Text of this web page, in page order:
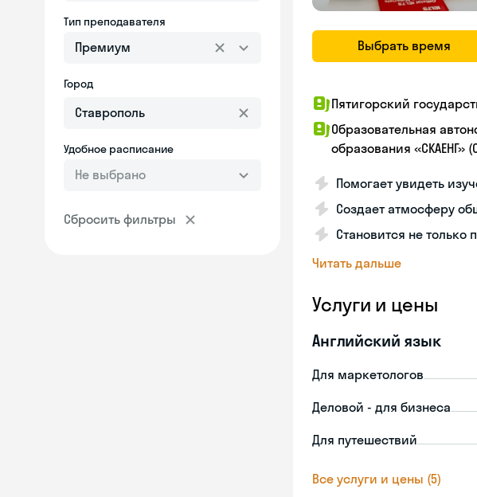
Тип преподавателя
Премиум
Город
Удобное расписание
Не выбрано
Сбросить фильтры
Выбрать время
Пятигорский
Образовательная
образования «СКАЕНГ»
Помогает увидеть
Создает атмосферу
Становится не
Читать дальше
Услуги и цены
Английский язык
Для маркетологов
Деловой - для бизнеса
Для путешествий
Все услуги и цены (5)